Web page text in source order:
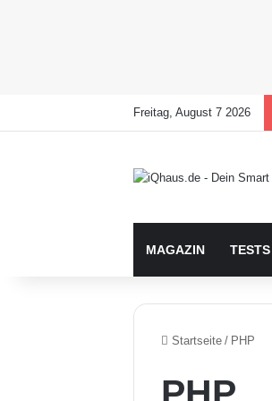
Freitag, August 7 2026
MAGAZIN TESTS
Startseite / PHP